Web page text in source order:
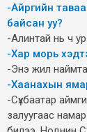
-Айргийн
байсан уу?
-Алинтай нь ч
-Хар морь
-Энэ жил
-Хаанахын
-Сүхбаатар
залуугаас